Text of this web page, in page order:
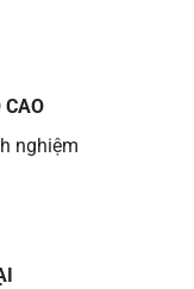
CAO
nghiệm